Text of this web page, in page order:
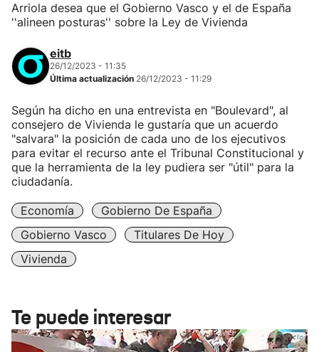
Arriola desea que el Gobierno Vasco y el de España
''alineen posturas'' sobre la Ley de Vivienda
eitb
26/12/2023 - 11:35
Última actualización 26/12/2023 - 11:29
Según ha dicho en una entrevista en "Boulevard", al
consejero de Vivienda le gustaría que un acuerdo
"salvara" la posición de cada uno de los ejecutivos
para evitar el recurso ante el Tribunal Constitucional y
que la herramienta de la ley pudiera ser "útil" para la
ciudadanía.
Economía
Gobierno De España
Gobierno Vasco
Titulares De Hoy
Vivienda
Te puede interesar